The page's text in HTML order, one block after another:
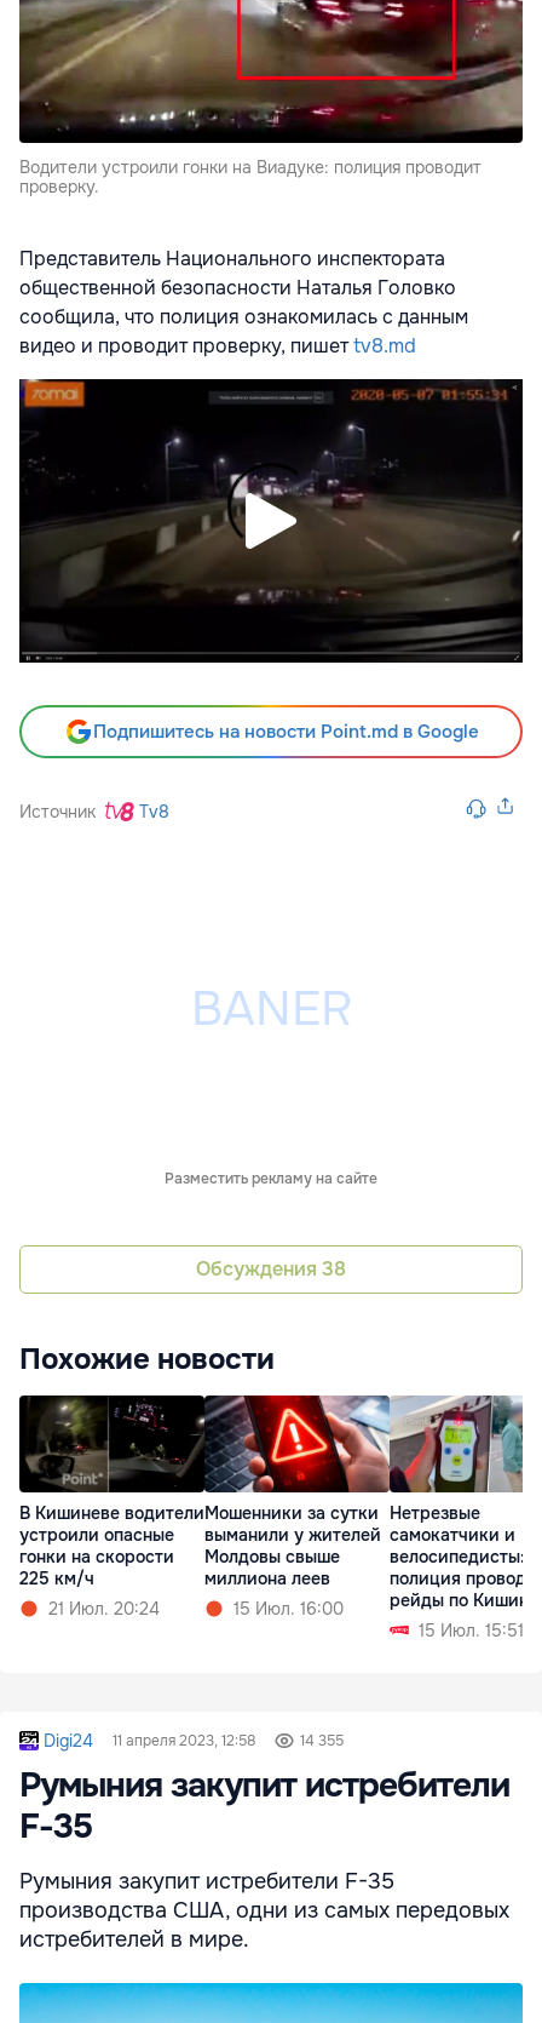
Водители устроили гонки на Виадуке: полиция проводит
проверку.
Представитель Национального инспектората
общественной безопасности Наталья Головко
сообщила, что полиция ознакомилась с данным
видео и проводит проверку, пишетtv8.md
Подпишитесь на новости Point.md в Google
Источник Tv8
Разместить рекламу на сайте
Обсуждения 38
Похожие новости
В Кишиневе водители
устроили опасные
гонки на скорости
225 км/ч
21 Июл. 20:24
Мошенники за сутки
выманили у жителей
Молдовы свыше
миллиона леев
15 Июл. 16:00
Нетрезвые
самокатчики и
велосипедисты:
полиция
рейды по
Молдове
15 Июл. 15:51
Digi24 11 апреля 2023, 12:58 14 355
Румыния закупит истребители
F-35
Румыния закупит истребители F-35
производства США, одни из самых передовых
истребителей в мире.